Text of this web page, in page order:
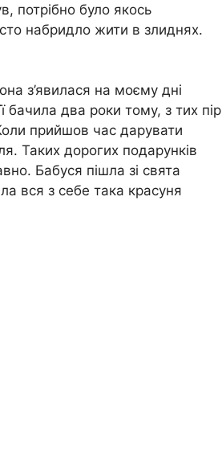
потрібно було якось
набридло жити в злиднях.
з’явилася на моєму дні
бачила два роки тому, з тих пір
прийшов час дарувати
Таких дорогих подарунків
Бабуся пішла зі свята
вся з себе така красуня